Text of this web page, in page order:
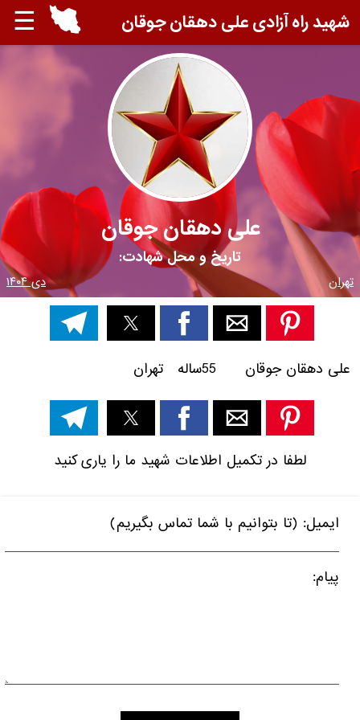
☰ شهید راه آزادی علی دهقان جوقان
علی دهقان جوقان
تاریخ و محل شهادت:
تهران دی ۱۴۰۴
علی دهقان جوقان 55ساله تهران
لطفا در تکمیل اطلاعات شهید ما را یاری کنید
ایمیل: (تا بتوانیم با شما تماس بگیریم)
پیام: